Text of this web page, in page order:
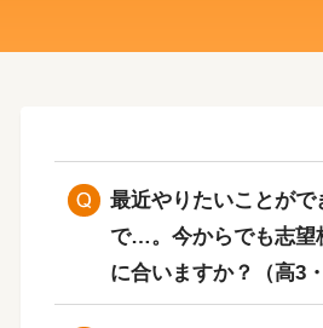
最近やりたいことがで
で…。 今からでも志望
に合いますか？（高3